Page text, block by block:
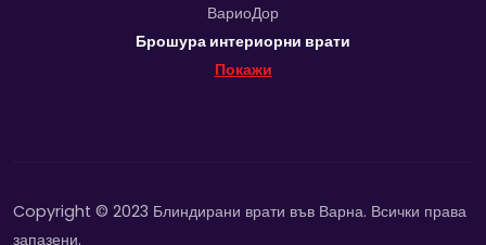
ВариоДор
Брошура интериорни врати
Покажи
Copyright © 2023 Блиндирани врати във Варна. Всички права
запазени.